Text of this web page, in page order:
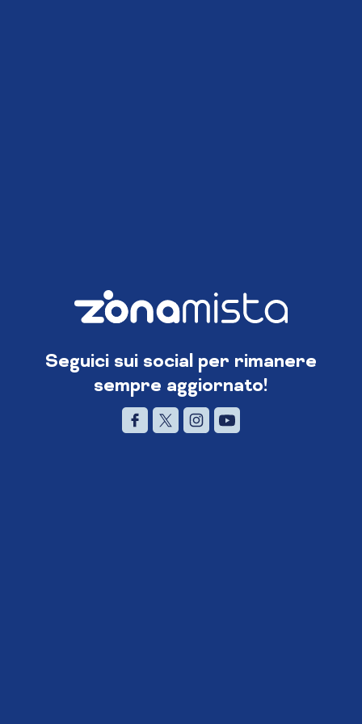
Seguici sui social per rimanere
sempre aggiornato!